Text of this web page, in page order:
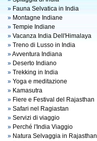
» Fauna Selvatica in India
» Montagne Indiane
» Tempie Indiane
» Vacanza India Dell'Himalaya
» Treno di Lusso in India
»Avventura Indiana
» Deserto Indiano
» Trekking in India
» Yoga e meditazione
» Kamasutra
» Fiere e Festival del Rajasthan
» Safari nel Ragiastan
» Servizi di viaggio
» Perché l'India Viaggio
» Natura Selvaggia in Rajasthan